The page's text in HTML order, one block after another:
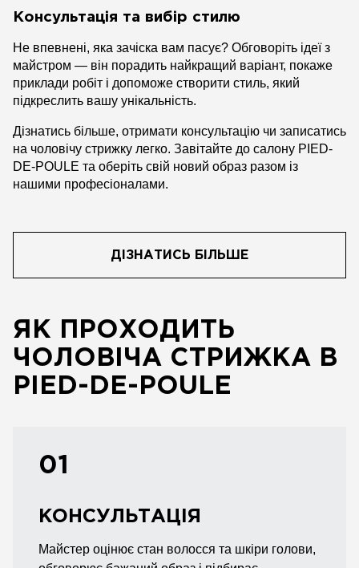
Консультація та вибір стилю
Не впевнені, яка зачіска вам пасує? Обговоріть ідеї з
майстром — він порадить найкращий варіант, покаже
приклади робіт і допоможе створити стиль, який
підкреслить вашу унікальність.
Дізнатись більше, отримати консультацію чи записатись
на чоловічу стрижку легко. Завітайте до салону PIED-
DE-POULE та оберіть свій новий образ разом із
нашими професіоналами.
ДІЗНАТИСЬ БІЛЬШЕ
ЯК ПРОХОДИТЬ
ЧОЛОВІЧА СТРИЖКА В
PIED-DE-POULE
01
КОНСУЛЬТАЦІЯ
Майстер оцінює стан волосся та шкіри голови,